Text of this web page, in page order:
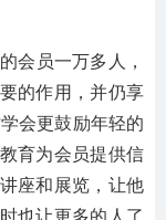
会员一万多人，
的作用，并仍享
会更鼓励年轻的
育为会员提供信
座和展览，让他
也让更多的人了